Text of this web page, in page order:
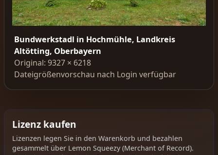
Bundwerkstadl in Hochmühle, Landkreis
Altötting, Oberbayern
Original: 9327 × 6218
Dateigrößenvorschau nach Login verfügbar
Lizenz kaufen
Lizenzen legen Sie in den Warenkorb und bezahlen
gesammelt über Lemon Squeezy (Merchant of Record).